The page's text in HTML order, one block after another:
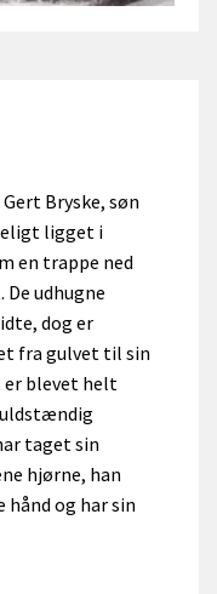
Bryske, søn
ligget i
en trappe ned
udhugne
dog er
fra gulvet til sin
er blevet helt
taget sin
hjørne, han
og har sin